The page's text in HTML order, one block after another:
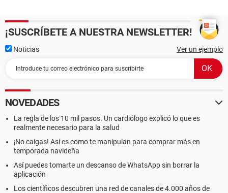
¡SUSCRÍBETE A NUESTRA NEWSLETTER!
Noticias Ver un ejemplo
NOVEDADES
La regla de los 10 mil pasos. Un cardiólogo explicó lo que es
realmente necesario para la salud
¡No caigas! Así es como te manipulan para comprar más en
temporada navideña
Así puedes tomarte un descanso de WhatsApp sin borrar la
aplicación
Los científicos descubren una red de canales de 4.000 años de